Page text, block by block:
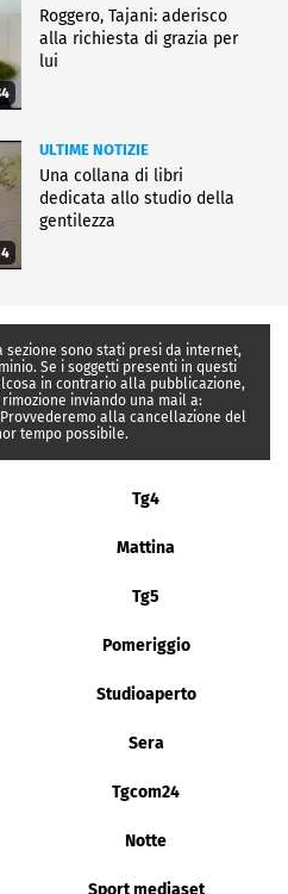
Roggero, Tajani: aderisco
alla richiesta di grazia per
lui
ULTIME NOTIZIE
Una collana di libri
dedicata allo studio della
gentilezza
sezione sono stati presi da internet,
Se i soggetti presenti in questi
in contrario alla pubblicazione,
inviando una mail a:
alla cancellazione del
tempo possibile.
Tg4
Mattina
Tg5
Pomeriggio
Studioaperto
Sera
Tgcom24
Notte
Sport mediaset